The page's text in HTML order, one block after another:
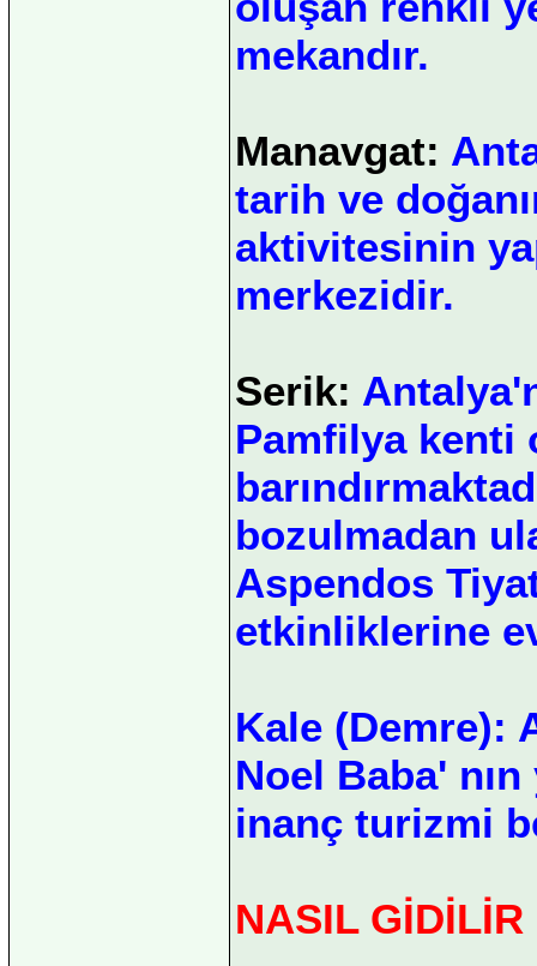
mekandır.
Manavgat:
tarih ve
aktivitesinin
merkezidir.
Serik:
Pamfilya kenti
bozulmadan
Aspendos
etkinliklerine
Kale (Demre):
Noel Baba'
inanç turizmi
NASIL GİDİLİR